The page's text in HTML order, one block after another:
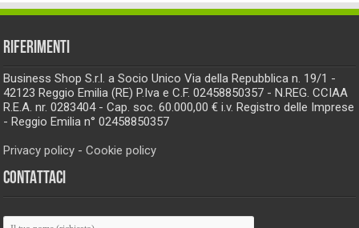
RIFERIMENTI
Business Shop S.r.l. a Socio Unico Via della Repubblica n. 19/1 -
42123 Reggio Emilia (RE) P.Iva e C.F. 02458850357 - N.REG. CCIAA
R.E.A. nr. 0283404 - Cap. soc. 60.000,00 € i.v. Registro delle Imprese
- Reggio Emilia n° 02458850357
Privacy policy -Cookie policy
CONTATTACI